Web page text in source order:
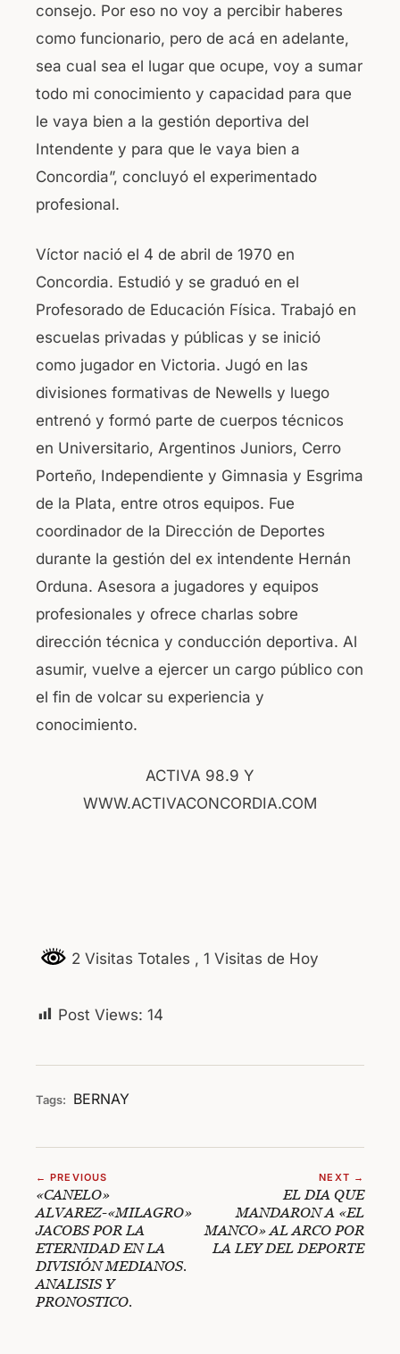
consejo. Por eso no voy a percibir haberes
como funcionario, pero de acá en adelante,
sea cual sea el lugar que ocupe, voy a sumar
todo mi conocimiento y capacidad para que
le vaya bien a la gestión deportiva del
Intendente y para que le vaya bien a
Concordia”, concluyó el experimentado
profesional.
Víctor nació el 4 de abril de 1970 en
Concordia. Estudió y se graduó en el
Profesorado de Educación Física. Trabajó en
escuelas privadas y públicas y se inició
como jugador en Victoria. Jugó en las
divisiones formativas de Newells y luego
entrenó y formó parte de cuerpos técnicos
en Universitario, Argentinos Juniors, Cerro
Porteño, Independiente y Gimnasia y Esgrima
de la Plata, entre otros equipos. Fue
coordinador de la Dirección de Deportes
durante la gestión del ex intendente Hernán
Orduna. Asesora a jugadores y equipos
profesionales y ofrece charlas sobre
dirección técnica y conducción deportiva. Al
asumir, vuelve a ejercer un cargo público con
el fin de volcar su experiencia y
conocimiento.
ACTIVA 98.9 Y
WWW.ACTIVACONCORDIA.COM
2 Visitas Totales , 1 Visitas de Hoy
Post Views: 14
Tags: BERNAY
← PREVIOUS
«CANELO»
ALVAREZ-«MILAGRO»
JACOBS POR LA
ETERNIDAD EN LA
DIVISIÓN MEDIANOS.
ANALISIS Y
PRONOSTICO.
NEXT →
EL DIA QUE
MANDARON A «EL
MANCO» AL ARCO POR
LA LEY DEL DEPORTE